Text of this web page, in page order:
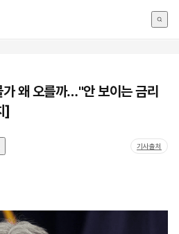
왜 오를까…"안 보이는 금리
]
기사출처